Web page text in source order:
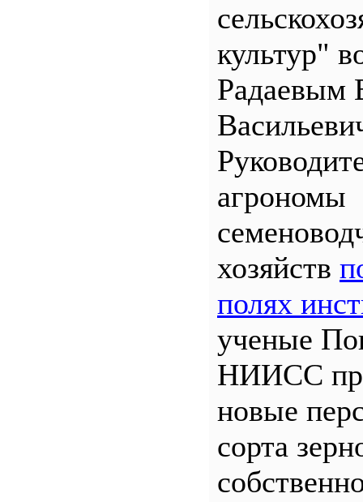
культур"
Радаевым
агрономы
хозяйств
полях
ученые
НИИСС
новые
сорта